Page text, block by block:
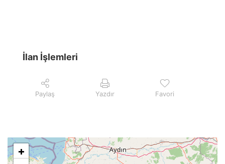
İlan İşlemleri
Paylaş Yazdır Favori
+